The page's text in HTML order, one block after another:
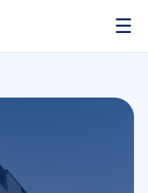
☰